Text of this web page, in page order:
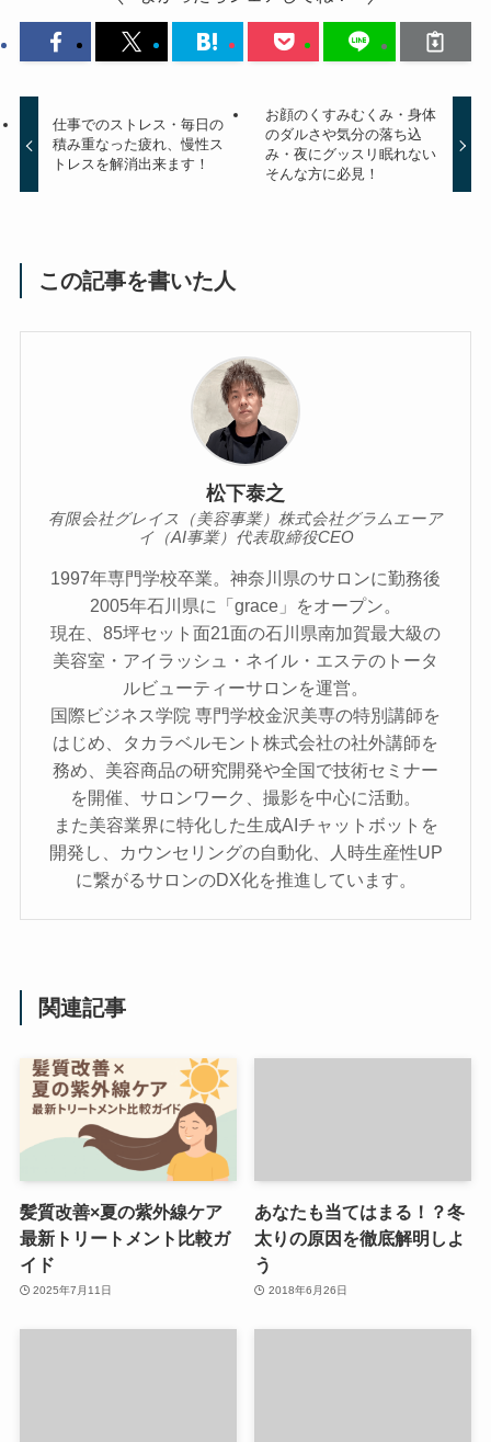
仕事でのストレス・毎日の
積み重なった疲れ、慢性ス
トレスを解消出来ます！
お顔のくすみむくみ・身体
のダルさや気分の落ち込
み・夜にグッスリ眠れない
そんな方に必見！
この記事を書いた人
松下泰之
有限会社グレイス（美容事業）株式会社グラムエーア
イ（AI事業）代表取締役CEO
1997年専門学校卒業。神奈川県のサロンに勤務後
2005年石川県に「grace」をオープン。
現在、85坪セット面21面の石川県南加賀最大級の
美容室・アイラッシュ・ネイル・エステのトータ
ルビューティーサロンを運営。
国際ビジネス学院 専門学校金沢美専の特別講師を
はじめ、タカラベルモント株式会社の社外講師を
務め、美容商品の研究開発や全国で技術セミナー
を開催、サロンワーク、撮影を中心に活動。
また美容業界に特化した生成AIチャットボットを
開発し、カウンセリングの自動化、人時生産性UP
に繋がるサロンのDX化を推進しています。
関連記事
髪質改善×夏の紫外線ケア
最新トリートメント比較ガ
イド
2025年7月11日
あなたも当てはまる！？冬
太りの原因を徹底解明しよ
う
2018年6月26日